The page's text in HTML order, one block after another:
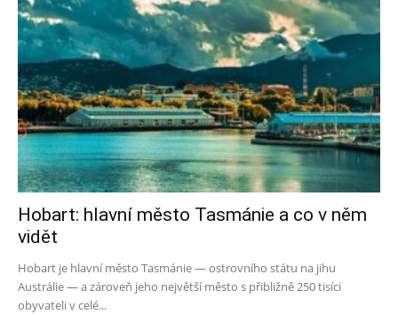
Hobart: hlavní město Tasmánie a co v něm
vidět
Hobart je hlavní město Tasmánie — ostrovního státu na jihu
Austrálie — a zároveň jeho největší město s přibližně 250 tisíci
obyvateli v celé...